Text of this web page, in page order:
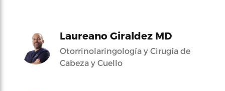
Laureano Giraldez MD
Otorrinolaringología y Cirugía de
Cabeza y Cuello